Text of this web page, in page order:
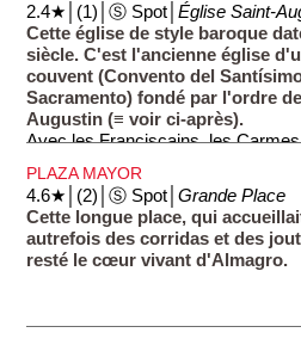
2.4★│(1)│Ⓢ Spot│Église Saint-
Cette église de style baroque
siècle. C'est l'ancienne église
couvent (Convento del
Sacramento) fondé par l'ordre
Augustin (≡ voir ci-après).
Avec les Franciscains, les
des Augustins est l'un des quatre
Moyen-Âge. Ces ordres vivaient
vœu de pauvreté, c'est-à-dire
bien.
PLAZA MAYOR
4.6★│(2)│Ⓢ Spot│Grande Place
Cette longue place, qui
autrefois des corridas et des
resté le cœur vivant d'Almagro.